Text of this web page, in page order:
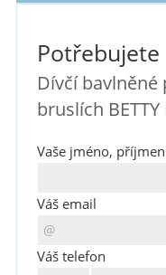
Dívčí bavlněné
bruslích BETTY
Vaše jméno,
Váš email
Váš telefon